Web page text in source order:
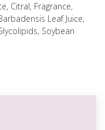
Citral, Fragrance,
Leaf Juice,
Soybean